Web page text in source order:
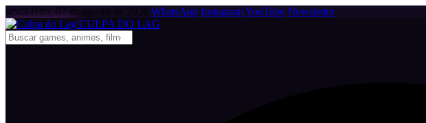
sexta-feira, 07 de agosto de 2026 WhatsApp InstagramYouTube Newsletter
CULPA DO LAG